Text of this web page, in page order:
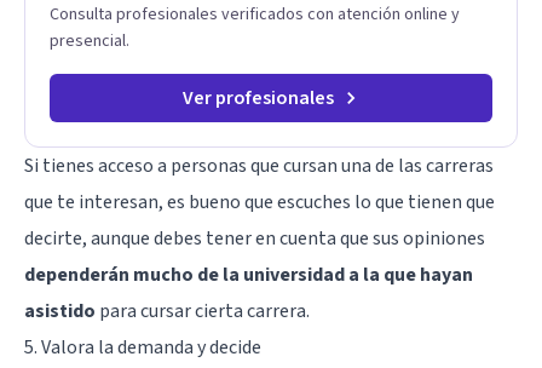
primer paso hacia una convivencia familiar más armoniosa,
agenda tu sesión y empecemos a trabajar juntos.
Consulta profesionales verificados con atención online y
presencial.
Ver profesionales
Si tienes acceso a personas que cursan una de las carreras
que te interesan, es bueno que escuches lo que tienen que
decirte, aunque debes tener en cuenta que sus opiniones
dependerán mucho de la universidad a la que hayan
asistido para cursar cierta carrera.
5. Valora la demanda y decide